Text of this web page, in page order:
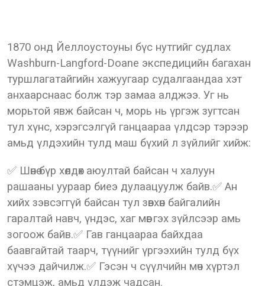
1870 онд Йеллоустоуны бүс нутгийг судлах
Washburn-Langford-Doane экспедицийн багахан
туршлагатайгийн хажуугаар судалгаандаа хэт
анхаарснаас болж тэр замаа алджээ. Уг нь
морьтой явж байсан ч, морь нь үргэж зугтсан
тул хүнс, хэрэгсэлгүй ганцаараа үлдсэр тэрээр
амьд үлдэхийн тулд маш бүхий л зүйлийг хийж:
✅ Шөнө бүр хөлдөх аюултай байсан ч халуун
рашааны уураар биеэ дулаацуулж байв.✅ Ан
хийх зэвсэггүй байсан тул зөвхөн байгалийн
гаралтай навч, үндэс, хаг мөөг гэх зүйлсээр амь
зогоож байв.✅ Гав ганцаараа байхдаа
баавгайтай таарч, түүнийг үргээхийн тулд бүх
хүчээ дайчилж.✅ Гэсэн ч сүүлчийн мөч хүртэл
стэмцэж, амьд үлдэж чадсан.